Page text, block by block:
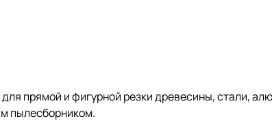
прямой и фигурной резки древесины, стали,
пылесборником.